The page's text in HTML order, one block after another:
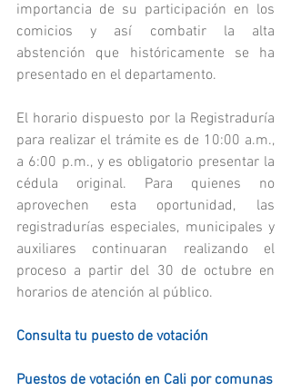
importancia de su participación en los
comicios y así combatir la alta
abstención que históricamente se ha
presentado en el departamento.
El horario dispuesto por la Registraduría
para realizar el trámite es de 10:00 a.m.,
a 6:00 p.m., y es obligatorio presentar la
cédula original. Para quienes no
aprovechen esta oportunidad, las
registradurías especiales, municipales y
auxiliares continuaran realizando el
proceso a partir del 30 de octubre en
horarios de atención al público.
Consulta tu puesto de votación
Puestos de votación en Cali por comunas